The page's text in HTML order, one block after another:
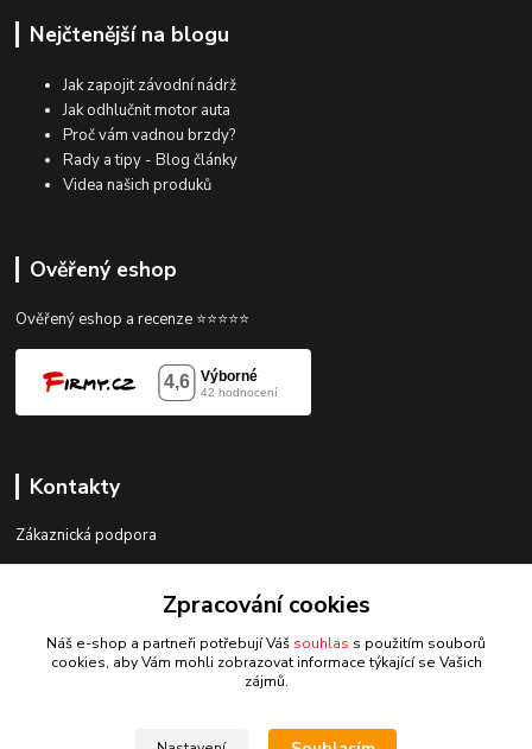
Nejčtenější na blogu
Jak zapojit závodní nádrž
Jak odhlučnit motor auta
Proč vám vadnou brzdy?
Rady a tipy - Blog články
Videa našich produků
Ověřený eshop
Ověřený eshop a recenze ⭐⭐⭐⭐⭐
Kontakty
Zákaznická podpora
Zpracování cookies
Náš e-shop a partneři potřebují Váš souhlas s použitím souborů
cookies, aby Vám mohli zobrazovat informace týkající se Vašich
zájmů.